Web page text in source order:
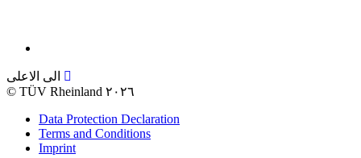
الى الاعلى
©
TÜV Rheinland ٢٠٢٦
Data Protection Declaration
Terms and Conditions
Imprint